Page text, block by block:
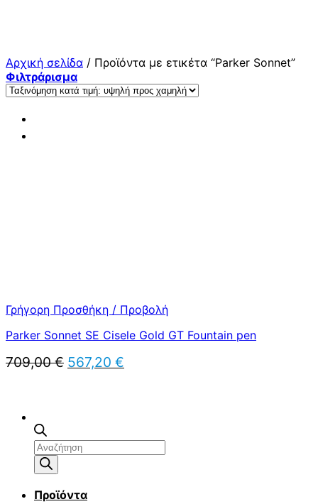
Αναζήτηση
προϊόντων
Προϊόντα
Αρχική σελίδα / Προϊόντα με ετικέτα “Parker Sonnet”
Φιλτράρισμα
Γρήγορη Προσθήκη / Προβολή
Parker Sonnet SE Cisele Gold GT Fountain pen
709,00€ Original
price
567,20 €